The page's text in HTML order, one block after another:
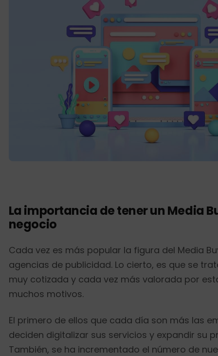
La importancia de tener un Media
negocio
Cada vez es más popular la figura del Media
agencias de publicidad. Lo cierto, es que se
muy cotizada y cada vez más valorada por
muchos motivos.
El primero de ellos que cada día son más las
deciden digitalizar sus servicios y expandir su
También, se ha incrementado el número de